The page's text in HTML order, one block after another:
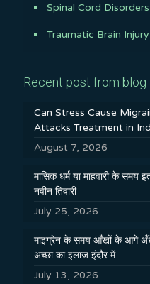
Spinal Cord Disorders
Traumatic Brain Injury
Recent post from blog
Can Stress Cause
Attacks Treatment in
August 7, 2026
मासिक धर्म या माहवारी के समय
नवीन तिवारी
July 25, 2026
माइग्रेन के समय आँखों के आगे
अच्छा का इलाज इंदौर में
July 13, 2026